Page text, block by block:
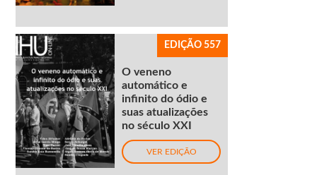
EDIÇÃO 557
O veneno
automático e
infinito do ódio e
suas atualizações
no século XXI
VER EDIÇÃO